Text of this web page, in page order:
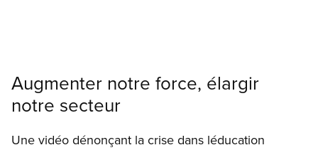
Augmenter notre force, élargir
notre secteur
Une vidéo dénonçant la crise dans léducation